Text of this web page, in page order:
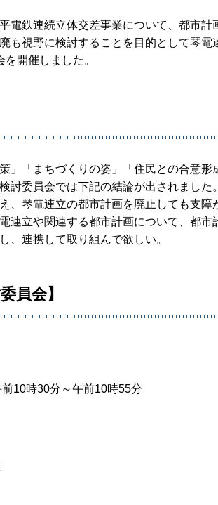
電鉄連続立体交差事業について、都市
も視野に検討することを目的として琴
開催しました。
」「まちづくりの姿」「住民との合意
討委員会では下記の結論が出されました。
、琴電連立の都市計画を廃止しても支障
連立や関連する都市計画について、都
、連携して取り組んで欲しい。
員会】
10時30分～午前10時55分